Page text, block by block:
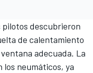
pilotos descubrieron
de calentamiento
adecuada. La
los neumáticos, ya